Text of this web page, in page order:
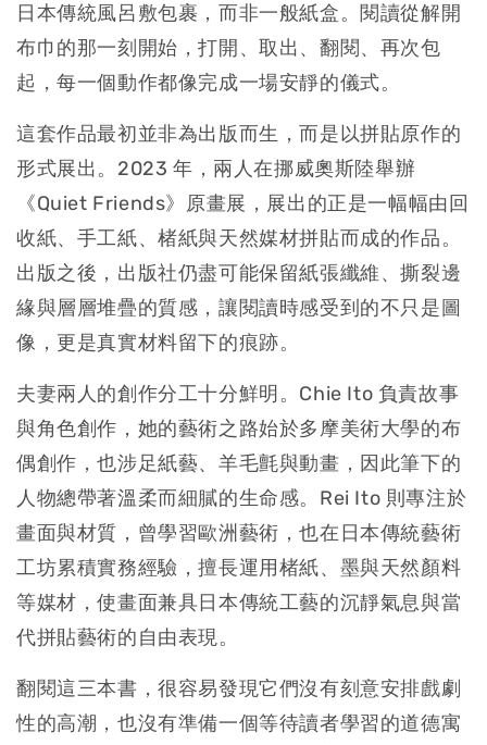
日本傳統風呂敷包裹，而非一般紙盒。閱讀從解開
布巾的那一刻開始，打開、取出、翻閱、再次包
起，每一個動作都像完成一場安靜的儀式。
這套作品最初並非為出版而生，而是以拼貼原作的
形式展出。2023 年，兩人在挪威奧斯陸舉辦
《Quiet Friends》原畫展，展出的正是一幅幅由回
收紙、手工紙、楮紙與天然媒材拼貼而成的作品。
出版之後，出版社仍盡可能保留紙張纖維、撕裂邊
緣與層層堆疊的質感，讓閱讀時感受到的不只是圖
像，更是真實材料留下的痕跡。
夫妻兩人的創作分工十分鮮明。Chie Ito 負責故事
與角色創作，她的藝術之路始於多摩美術大學的布
偶創作，也涉足紙藝、羊毛氈與動畫，因此筆下的
人物總帶著溫柔而細膩的生命感。Rei Ito 則專注於
畫面與材質，曾學習歐洲藝術，也在日本傳統藝術
工坊累積實務經驗，擅長運用楮紙、墨與天然顏料
等媒材，使畫面兼具日本傳統工藝的沉靜氣息與當
代拼貼藝術的自由表現。
翻閱這三本書，很容易發現它們沒有刻意安排戲劇
性的高潮，也沒有準備一個等待讀者學習的道德寓